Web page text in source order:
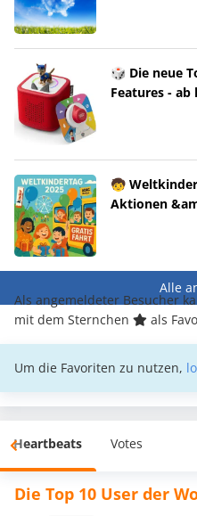
🎲 Die neue
Features -
🧒
Aktionen
Alle
Als angemeldeter Besucher
mit dem Sternchen
als
Um die Favoriten zu nutzen,
Heartbeats Votes
Die Top 10 User der